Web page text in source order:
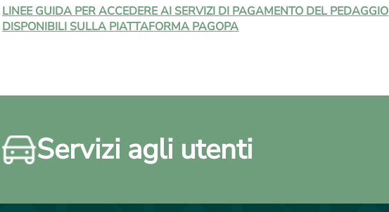
LINEE GUIDA PER ACCEDERE AI SERVIZI DI PAGAMENTO DEL PEDAGGIO
DISPONIBILI SULLA PIATTAFORMA PAGOPA
Servizi agli utenti